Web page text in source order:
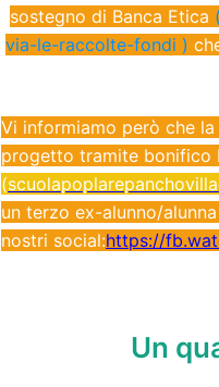
sostegno di Banca Etica (
via-le-raccolte-fondi )
Vi informiamo però che
progetto tramite bonifico
(
un terzo ex-alunno/
nostri social:https://
Un